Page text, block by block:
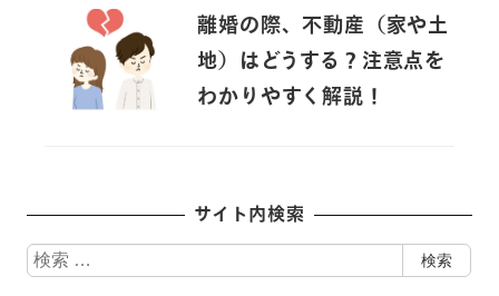
離婚の際、不動産（家や土
地）はどうする？注意点を
わかりやすく解説！
サイト内検索
検
索
検索